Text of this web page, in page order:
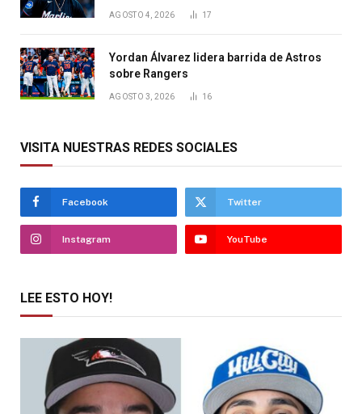
AGOSTO 4, 2026 17
Yordan Álvarez lidera barrida de Astros
sobre Rangers
AGOSTO 3, 2026 16
VISITA NUESTRAS REDES SOCIALES
Facebook Twitter
Instagram YouTube
LEE ESTO HOY!